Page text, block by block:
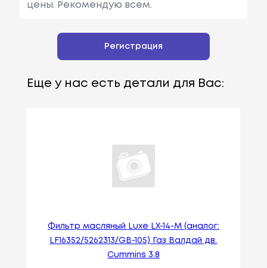
цены. Рекомендую всем.
Регистрация
Еще у нас есть детали для Вас:
Фильтр масляный Luxe LX-14-M (аналог:
LF16352/5262313/GB-105) Газ Валдай дв.
Cummins 3.8